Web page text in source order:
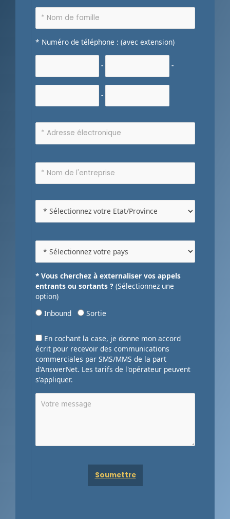
* Numéro de téléphone : (avec extension)
- -
-
* Vous cherchez à externaliser vos appels
entrants ou sortants ? (Sélectionnez une
option)
Inbound
Sortie
En cochant la case, je donne mon accord
écrit pour recevoir des communications
commerciales par SMS/MMS de la part
d'AnswerNet. Les tarifs de l'opérateur peuvent
s'appliquer.